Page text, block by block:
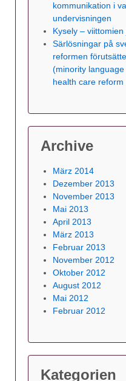
kommunikation i
undervisningen
Kysely –
Särlösningar på
reformen
(minority
health care reform
Archive
März 2014
Dezember 2013
November 2013
Mai 2013
April 2013
März 2013
Februar 2013
November 2012
Oktober 2012
August 2012
Mai 2012
Februar 2012
Kategorien